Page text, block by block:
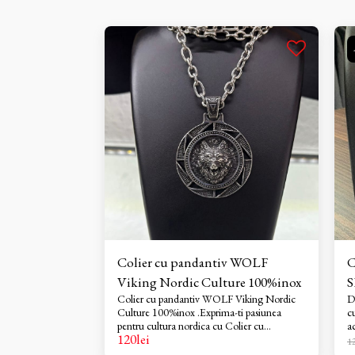
Colier cu pandantiv WOLF
Viking Nordic Culture 100%inox
Colier cu pandantiv WOLF Viking Nordic
Culture 100%inox .Exprima-ti pasiunea
pentru cultura nordica cu Colier cu
pandantiv WOLF Viking Nordic Culture
120lei